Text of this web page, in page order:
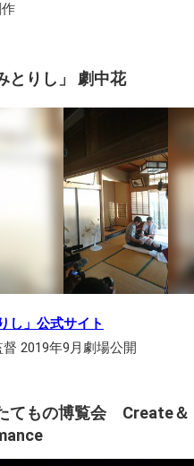
とりし」 劇中花
し」公式サイト
2019年9月劇場公開
てもの博覧会 Create＆